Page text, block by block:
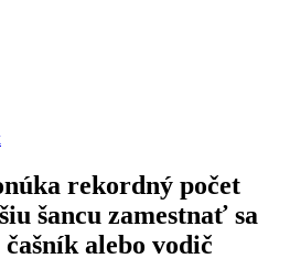
rekordný počet
šancu zamestnať sa
alebo vodič